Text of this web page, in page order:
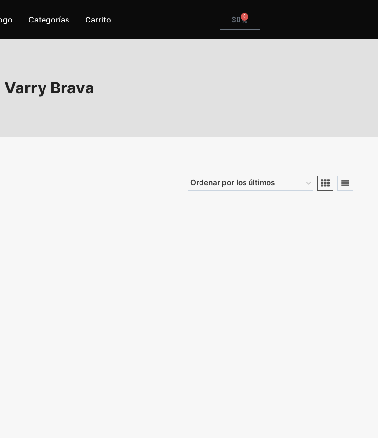
Categorías Carrito $0 0
Varry Brava